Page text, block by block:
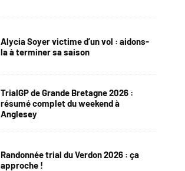
Alycia Soyer victime d’un vol : aidons-
la à terminer sa saison
TrialGP de Grande Bretagne 2026 :
résumé complet du weekend à
Anglesey
Randonnée trial du Verdon 2026 : ça
approche !